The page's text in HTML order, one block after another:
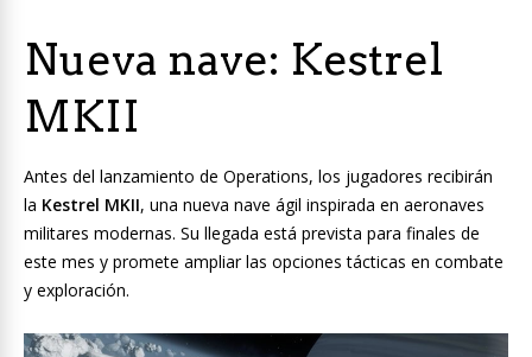
Nueva nave: Kestrel
MKII
Antes del lanzamiento de Operations, los jugadores recibirán
la Kestrel MKII, una nueva nave ágil inspirada en aeronaves
militares modernas. Su llegada está prevista para finales de
este mes y promete ampliar las opciones tácticas en combate
y exploración.